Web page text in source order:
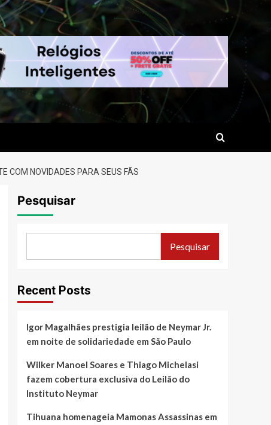
COM NOVIDADES PARA SEUS FÃS
Pesquisar
Pesquisar
Recent Posts
Igor Magalhães prestigia leilão de Neymar Jr.
em noite de solidariedade em São Paulo
Wilker Manoel Soares e Thiago Michelasi
fazem cobertura exclusiva do Leilão do
Instituto Neymar
Tihuana homenageia Mamonas Assassinas em